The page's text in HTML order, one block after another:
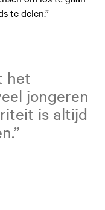
te delen.”
het
jongeren
is altijd